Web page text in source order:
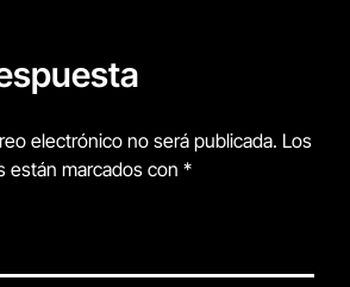
electrónico no será publicada. Los
están marcados con *